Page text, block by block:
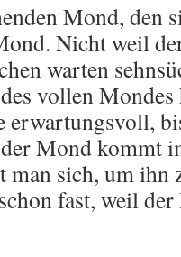
Mond, den
Nicht weil
warten
vollen
erwartungsvoll,
Mond kommt
man sich, um ihn
fast, weil